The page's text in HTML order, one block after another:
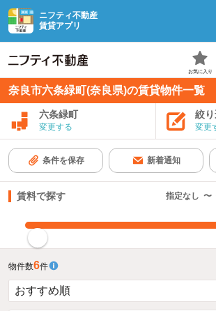
ニフティ不動産
賃貸アプリ
お気に入り
奈良市六条緑町(奈良県)の賃貸物件一覧
六条緑町
変更する
絞
変更
条件を保存 新着通知
賃料で探す 指定なし 〜
物件数6件